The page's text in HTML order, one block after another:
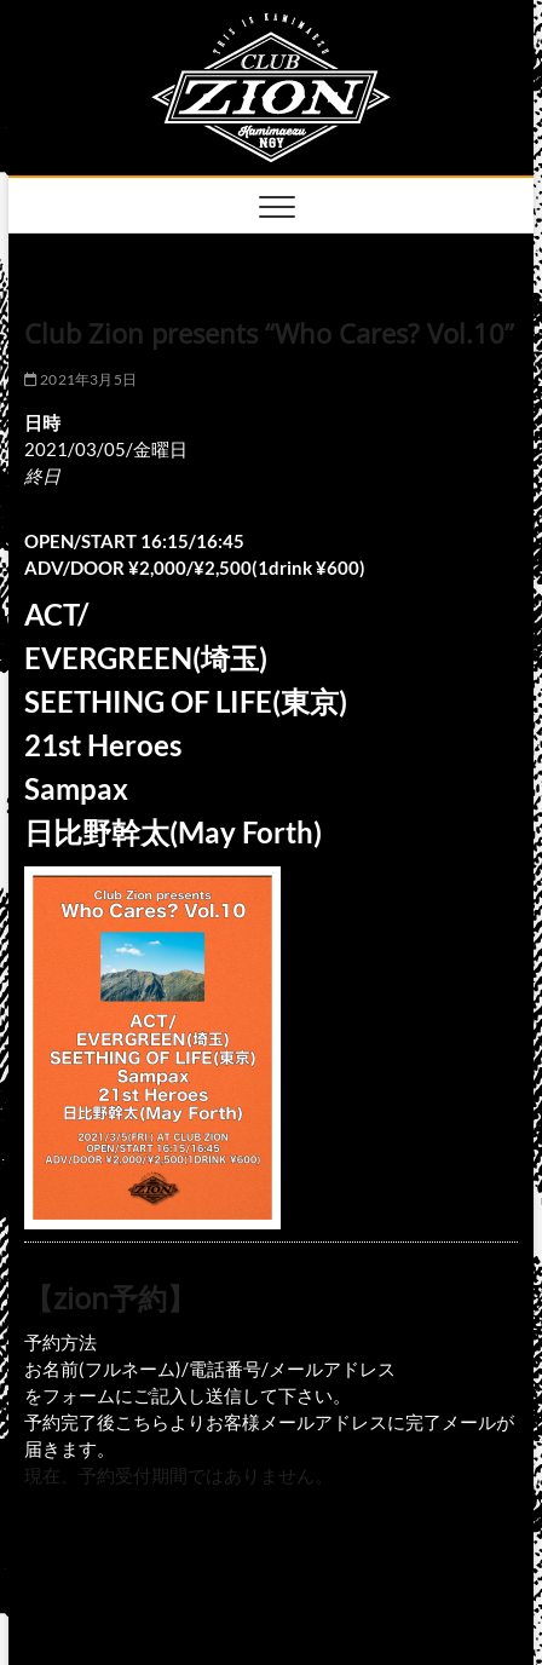
Club Zion presents “Who Cares? Vol.10”
2021年3月5日
日時
2021/03/05/金曜日
終日
OPEN/START 16:15/16:45
ADV/DOOR ¥2,000/¥2,500(1drink ¥600)
ACT/
EVERGREEN(埼玉)
SEETHING OF LIFE(東京)
21st Heroes
Sampax
日比野幹太(May Forth)
【zion予約】
予約方法
お名前(フルネーム)/電話番号/メールアドレス
をフォームにご記入し送信して下さい。
予約完了後こちらよりお客様メールアドレスに完了メールが
届きます。
現在、予約受付期間ではありません。